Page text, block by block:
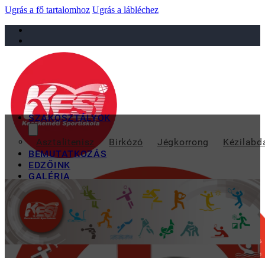
Ugrás a fő tartalomhoz Ugrás a lábléchez
sportiskola@juniorsportkft.hu
SZAKOSZTÁLYOK
Asztalitenisz Birkózó Jégkorrong
BEMUTATKOZÁS
EDZŐINK
GALÉRIA
TAO
KAPCSOLAT